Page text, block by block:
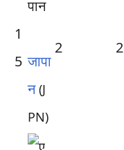
1
5 जापा
न (J
PN)
2 2